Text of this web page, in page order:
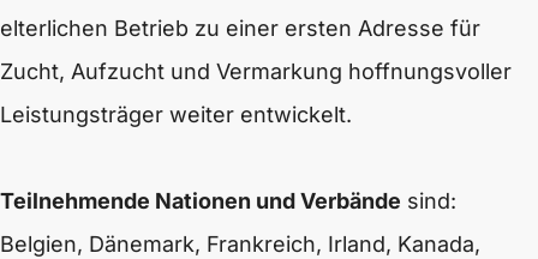
elterlichen Betrieb zu einer ersten Adresse für
Zucht, Aufzucht und Vermarkung hoffnungsvoller
Leistungsträger weiter entwickelt.
Teilnehmende Nationen und Verbände sind:
Belgien, Dänemark, Frankreich, Irland, Kanada,